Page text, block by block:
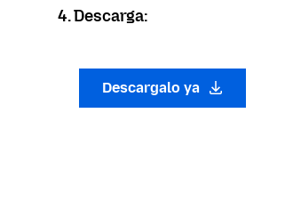
4. Descarga:
Descargalo ya